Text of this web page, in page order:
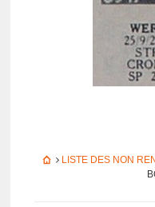
LISTE DES NON